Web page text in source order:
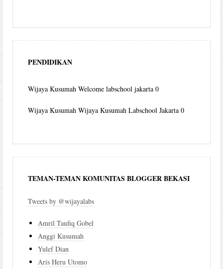
PENDIDIKAN
Wijaya Kusumah Welcome labschool jakarta 0
Wijaya Kusumah Wijaya Kusumah Labschool Jakarta 0
TEMAN-TEMAN KOMUNITAS BLOGGER BEKASI
Tweets by @wijayalabs
Amril Taufiq Gobel
Anggi Kusumah
Yulef Dian
Aris Heru Utomo